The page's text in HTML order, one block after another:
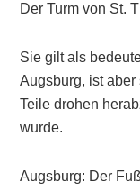
Der Turm von St.
Sie gilt als
Augsburg, ist
Teile drohen
wurde.
Augsburg: Der